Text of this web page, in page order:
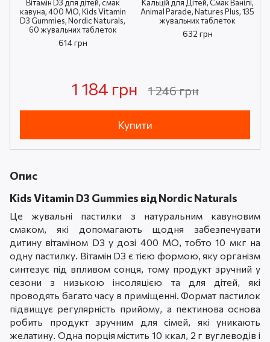
Вітамін D3 для дітей, смак
кавуна, 400 МО, Kids Vitamin
D3 Gummies, Nordic Naturals,
60 жувальних таблеток
614 грн
Кальцій для Дітей, Смак Ванілі,
Animal Parade, Natures Plus, 135
жувальних таблеток
632 грн
1 184 грн 1 246 грн
Купити
Опис
Kids Vitamin D3 Gummies від Nordic Naturals
Це жувальні пастилки з натуральним кавуновим
смаком, які допомагають щодня забезпечувати
дитину вітаміном D3 у дозі 400 МО, тобто 10 мкг на
одну пастилку. Вітамін D3 є тією формою, яку організм
синтезує під впливом сонця, тому продукт зручний у
сезони з низькою інсоляцією та для дітей, які
проводять багато часу в приміщенні. Формат пастилок
підвищує регулярність прийому, а пектинова основа
робить продукт зручним для сімей, які уникають
желатину. Одна порція містить 10 ккал, 2 г вуглеводів і